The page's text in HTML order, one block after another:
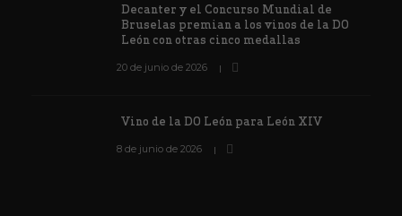
Decanter y el Concurso Mundial de
Bruselas premian a los vinos de la DO
León con otras cinco medallas
20 de junio de 2026
Vino de la DO León para León XIV
8 de junio de 2026